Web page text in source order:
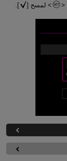
لمسح [
].